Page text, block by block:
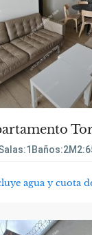
1 Baños:2M2:
agua y cuota